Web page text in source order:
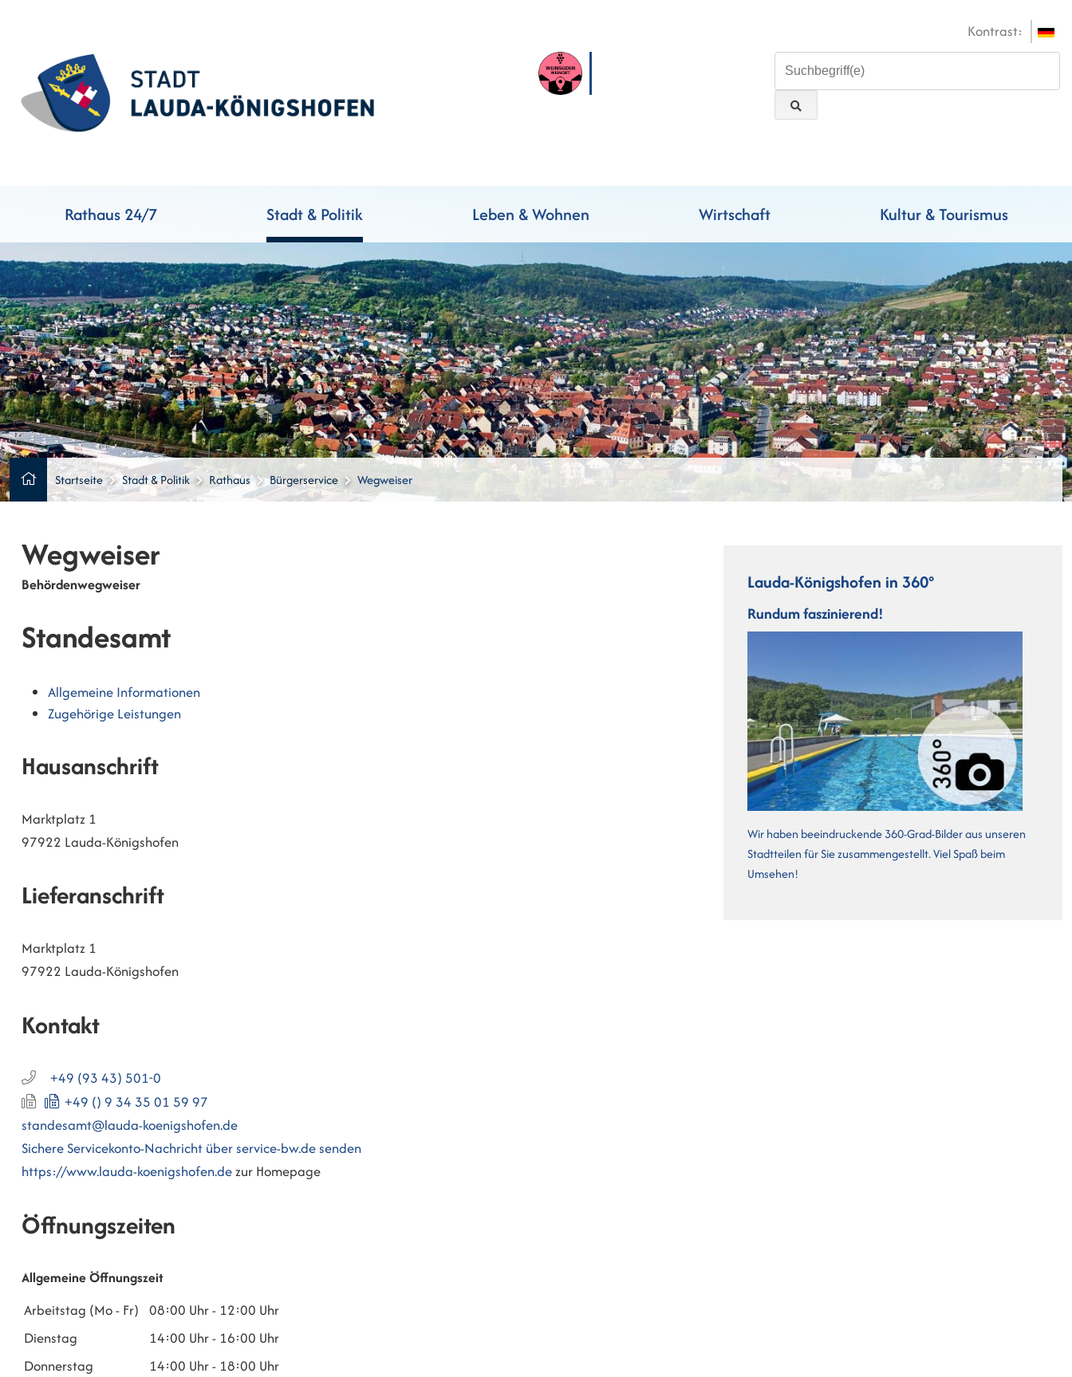
Kontrast:
Rathaus 24/7 Stadt & Politik Leben & Wohnen Wirtschaft Kultur & Tourismus
Startseite Stadt & Politik Rathaus Bürgerservice Wegweiser
Wegweiser
Behördenwegweiser
Standesamt
Allgemeine Informationen
Zugehörige Leistungen
Hausanschrift
Marktplatz 1
97922 Lauda-Königshofen
Lieferanschrift
Marktplatz 1
97922 Lauda-Königshofen
Kontakt
+49 (93 43) 501-0
+49 () 9 34 35 01 59 97
standesamt@lauda-koenigshofen.de
Sichere Servicekonto-Nachricht über service-bw.de senden
https://www.lauda-koenigshofen.dezur Homepage
Öffnungszeiten
Allgemeine Öffnungszeit
Arbeitstag (Mo - Fr) 08:00 Uhr- 12:00 Uhr
Dienstag
14:00 Uhr- 16:00 Uhr
Donnerstag
14:00 Uhr- 18:00 Uhr
Lauda-Königshofen in 360°
Rundum faszinierend!
Wir haben beeindruckende 360-Grad-Bilder aus unseren
Stadtteilen für Sie zusammengestellt. Viel Spaß beim
Umsehen!